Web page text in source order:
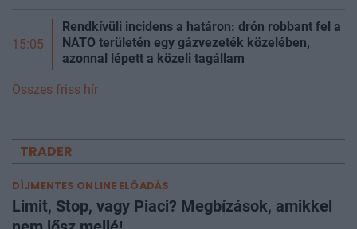
15:05
Rendkívüli incidens a határon: drón robbant fel a
NATO területén egy gázvezeték közelében,
azonnal lépett a közeli tagállam
Összes friss hír
TRADER
DÍJMENTES ONLINE ELŐADÁS
Limit, Stop, vagy Piaci? Megbízások, amikkel